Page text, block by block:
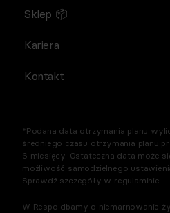
Sklep 📦
Kariera
Kontakt
*Podana data otrzymania planu
średniego czasu otrzymania planu
6 miesięcy. Ostateczna data może
możliwość samodzielnego
Sprawdź szczegóły w regulaminie.
W Respo dbamy o niemarnowanie